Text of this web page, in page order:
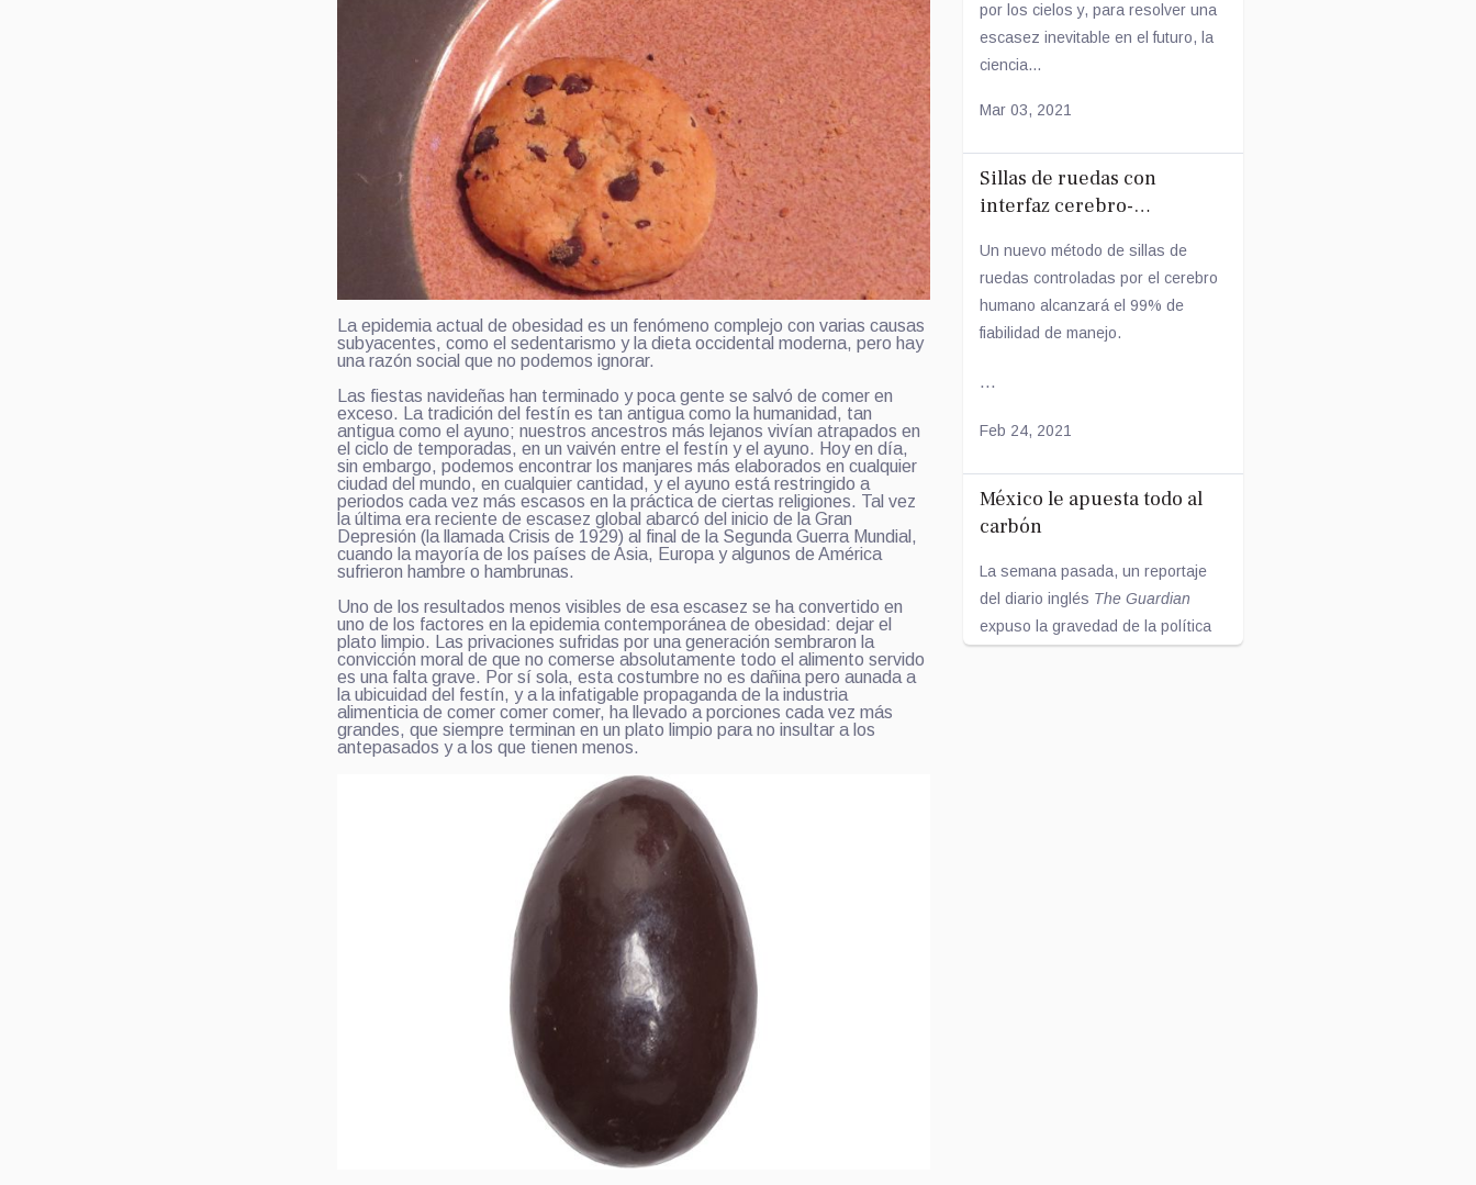
La epidemia actual de obesidad es un fenómeno complejo con varias causas
subyacentes, como el sedentarismo y la dieta occidental moderna, pero hay
una razón social que no podemos ignorar.
Las fiestas navideñas han terminado y poca gente se salvó de comer en
exceso. La tradición del festín es tan antigua como la humanidad, tan
antigua como el ayuno; nuestros ancestros más lejanos vivían atrapados en
el ciclo de temporadas, en un vaivén entre el festín y el ayuno. Hoy en día,
sin embargo, podemos encontrar los manjares más elaborados en cualquier
ciudad del mundo, en cualquier cantidad, y el ayuno está restringido a
periodos cada vez más escasos en la práctica de ciertas religiones. Tal vez
la última era reciente de escasez global abarcó del inicio de la Gran
Depresión (la llamada Crisis de 1929) al final de la Segunda Guerra Mundial,
cuando la mayoría de los países de Asia, Europa y algunos de América
sufrieron hambre o hambrunas.
Uno de los resultados menos visibles de esa escasez se ha convertido en
uno de los factores en la epidemia contemporánea de obesidad: dejar el
plato limpio. Las privaciones sufridas por una generación sembraron la
convicción moral de que no comerse absolutamente todo el alimento servido
es una falta grave. Por sí sola, esta costumbre no es dañina pero aunada a
la ubicuidad del festín, y a la infatigable propaganda de la industria
alimenticia de comer comer comer, ha llevado a porciones cada vez más
grandes, que siempre terminan en un plato limpio para no insultar a los
antepasados y a los que tienen menos.
por los cielos y, para resolver una
escasez inevitable en el futuro, la
ciencia...
Mar 03, 2021
Sillas de ruedas con
interfaz cerebro-
Un nuevo método de sillas de
ruedas controladas por el cerebro
humano alcanzará el 99% de
fiabilidad de manejo.
...
Feb 24, 2021
México le apuesta todo al
carbón
La semana pasada, un reportaje
del diario inglés The Guardian
expuso la gravedad de la política